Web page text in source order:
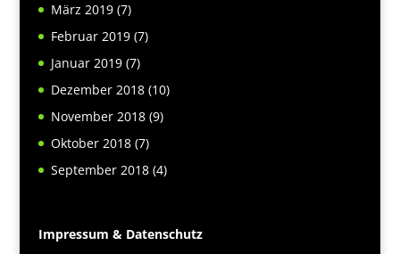
März 2019(7)
Februar 2019(7)
Januar 2019(7)
Dezember 2018(10)
November 2018(9)
Oktober 2018(7)
September 2018(4)
Impressum & Datenschutz